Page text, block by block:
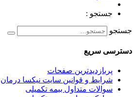
جستجو :
جستجو
دسترسی سریع
پربازدیدترین صفحات
شرایط و قوانین سایت نیکسا درمان
سوالات متداول بیمه تکمیلی